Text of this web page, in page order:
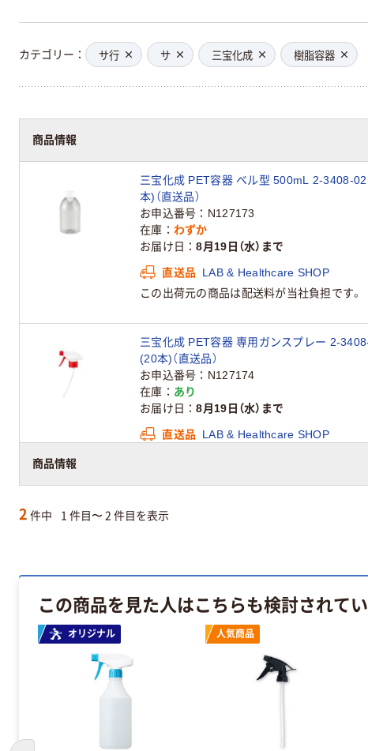
カテゴリー サ行 サ 三宝化成 樹脂容器
商品情報
商品情報
三宝化成 PET容器 ベル型 500mL 2-3408-
本)（直送品）
お申込番号
N127173
在庫
わずか
お届け日
8月19日（水）まで
直送品
LAB & Healthcare SHOP
この出荷元の商品は配送料が当社負担です。
三宝化成 PET容器 専用ガンスプレー 2-
(20本)（直送品）
お申込番号
N127174
在庫
あり
お届け日
8月19日（水）まで
直送品
LAB & Healthcare SHOP
2 件中 1 件目〜 2 件目を表示
この商品を見た人はこちらも検討されて
オリジナル 人気商品